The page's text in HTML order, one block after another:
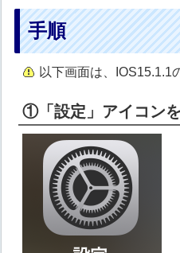
手順
以下画面は、IOS15.1.1
①「設定」アイコン